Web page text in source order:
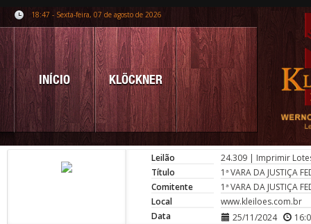
18:47 - Sexta-feira, 07 de agosto de 2026
INÍCIO KLÖCKNER
Leilão 24.309 | Imprimir
Título
1ª VARA DA JUSTIÇA
Comitente
1ª VARA DA JUSTIÇA
Local
www.kleiloes.com.br
Data
25/11/2024